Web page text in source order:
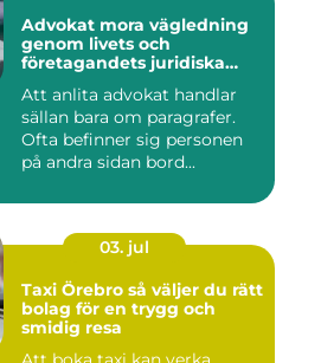
Advokat mora vägledning
genom livets och
företagandets juridiska
Att anlita advokat handlar
sällan bara om paragrafer.
Ofta befinner sig personen
på andra sidan bord...
03. jul
Taxi Örebro så väljer du rätt
bolag för en trygg och
smidig resa